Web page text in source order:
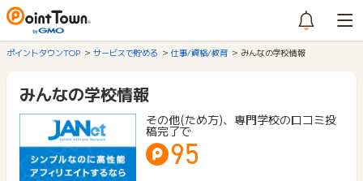
ポイントタウンTOP サービスで貯める 仕事/資格/教育 みんなの学校情報
みんなの学校情報
その他(ため方)、専門学校の口コミ投
稿完了で
95